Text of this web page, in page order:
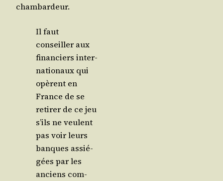
chambardeur.
Il faut
conseiller aux
finan­ciers inter­
na­tio­naux qui
opèrent en
France de se
reti­rer de ce jeu
s’ils ne veulent
pas voir leurs
banques assié­
gées par les
anciens com­